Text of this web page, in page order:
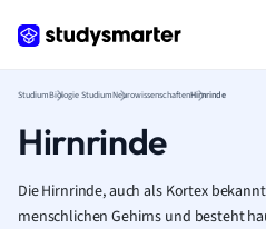
StudiumBiologie StudiumNeurowissenschaftenHirnrinde
Hirnrinde
Die Hirnrinde, auch als Kortex
menschlichen Gehirns und besteht